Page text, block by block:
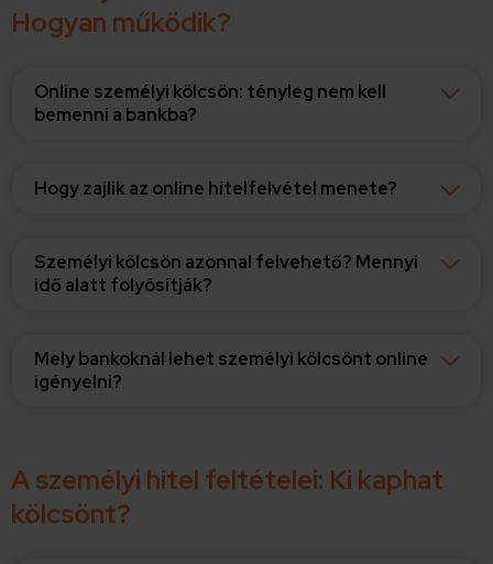
Hogyan működik?
Online személyi kölcsön: tényleg nem kell
bemenni a bankba?
Hogy zajlik az online hitelfelvétel menete?
Személyi kölcsön azonnal felvehető? Mennyi
idő alatt folyósítják?
Mely bankoknál lehet személyi kölcsönt online
igényelni?
A személyi hitel feltételei: Ki kaphat
kölcsönt?